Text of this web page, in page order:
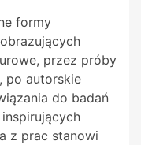
formy
przez próby
po autorskie
do badań
z prac stanowi